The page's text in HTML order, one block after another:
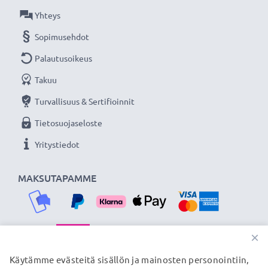
★ 3 vuoden takuu ★
Olemme vuonna 2004 perustettu kansainvälinen
verkkokauppa, joka tarjoaa laadukkaita tuotteita, ja
siksi tarjoamme 36 kuukauden takuun!
MAKSUTAPAMME
Yhteys
Sopimusehdot
Palautusoikeus
Takuu
Turvallisuus & Sertifioinnit
Tietosuojaseloste
Yritystiedot
TOIMITUSKUMPPANIMME
×
Käytämme evästeitä sisällön ja mainosten personointiin,